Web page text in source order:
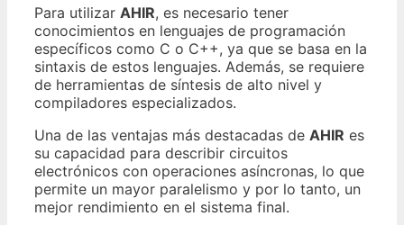
Para utilizar AHIR, es necesario tener
conocimientos en lenguajes de programación
específicos como C o C++, ya que se basa en la
sintaxis de estos lenguajes. Además, se requiere
de herramientas de síntesis de alto nivel y
compiladores especializados.
Una de las ventajas más destacadas de AHIR es
su capacidad para describir circuitos
electrónicos con operaciones asíncronas, lo que
permite un mayor paralelismo y por lo tanto, un
mejor rendimiento en el sistema final.